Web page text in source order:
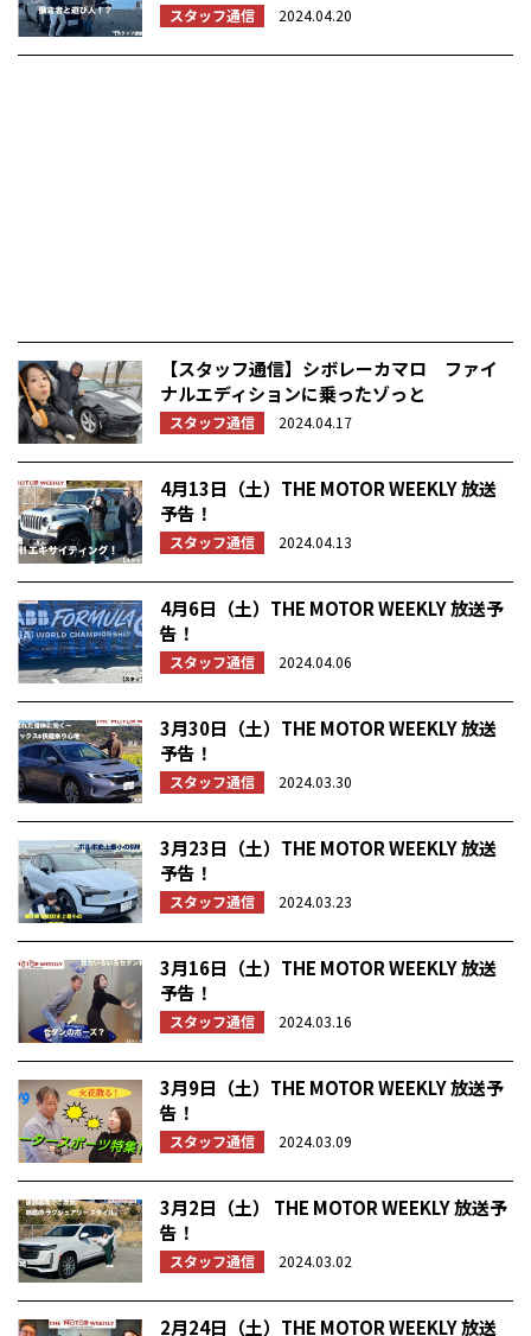
スタッフ通信 2024.04.20
【スタッフ通信】シボレーカマロ ファイ
ナルエディションに乗ったゾっと
スタッフ通信 2024.04.17
4月13日（土）THE MOTOR WEEKLY 放送
予告！
スタッフ通信 2024.04.13
4月6日（土）THE MOTOR WEEKLY 放送予
告！
スタッフ通信 2024.04.06
3月30日（土）THE MOTOR WEEKLY 放送
予告！
スタッフ通信 2024.03.30
3月23日（土）THE MOTOR WEEKLY 放送
予告！
スタッフ通信 2024.03.23
3月16日（土）THE MOTOR WEEKLY 放送
予告！
スタッフ通信 2024.03.16
3月9日（土）THE MOTOR WEEKLY 放送予
告！
スタッフ通信 2024.03.09
3月2日（土） THE MOTOR WEEKLY 放送予
告！
スタッフ通信 2024.03.02
2月24日（土）THE MOTOR WEEKLY 放送